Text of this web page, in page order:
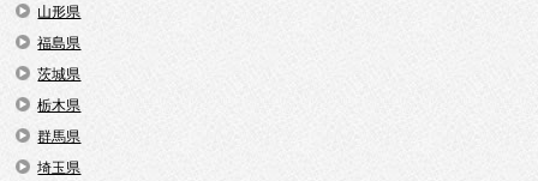
山形県
福島県
茨城県
栃木県
群馬県
埼玉県